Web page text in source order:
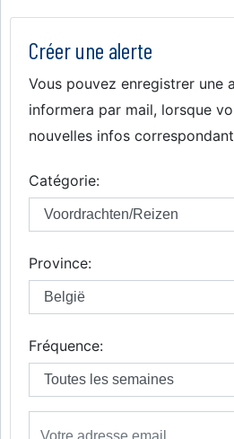
Créer une alerte
Vous pouvez enregistrer une
informera par mail, lorsque
nouvelles infos
Catégorie:
Province:
Fréquence: